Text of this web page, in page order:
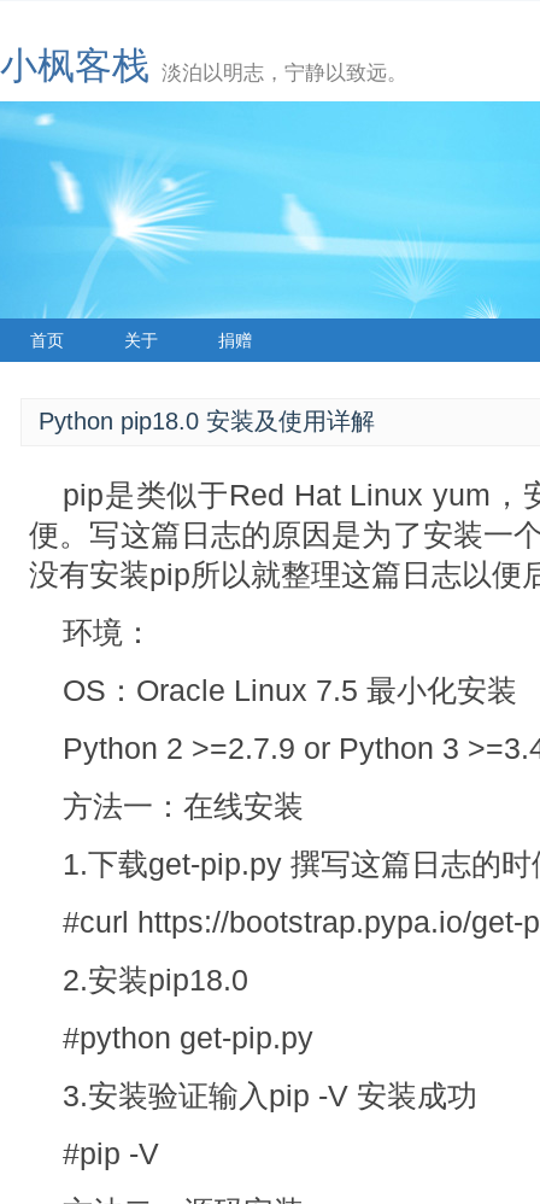
小枫客栈 淡泊以明志，宁静以致远。
首页 关于 捐赠
Python pip18.0 安装及使用详解
pip是类似于Red Hat Linux yum，
便。写这篇日志的原因是为了安装一
没有安装pip所以就整理这篇日志以便
环境：
OS：Oracle Linux 7.5 最小化安装
Python 2 >=2.7.9 or Python 3
方法一：在线安装
1.下载get-pip.py 撰写这篇日志的
#curl https://bootstrap.pypa.io/get-
2.安装pip18.0
#python get-pip.py
3.安装验证输入pip -V 安装成功
#pip -V